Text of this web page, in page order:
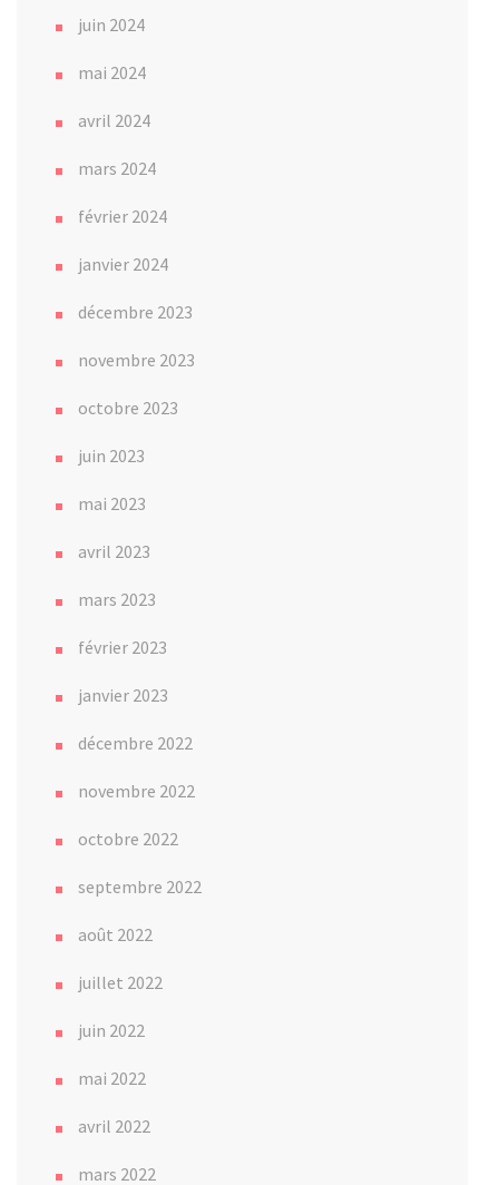
juin 2024
mai 2024
avril 2024
mars 2024
février 2024
janvier 2024
décembre 2023
novembre 2023
octobre 2023
juin 2023
mai 2023
avril 2023
mars 2023
février 2023
janvier 2023
décembre 2022
novembre 2022
octobre 2022
septembre 2022
août 2022
juillet 2022
juin 2022
mai 2022
avril 2022
mars 2022